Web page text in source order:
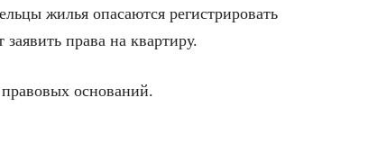
жилья опасаются регистрировать
права на квартиру.
оснований.